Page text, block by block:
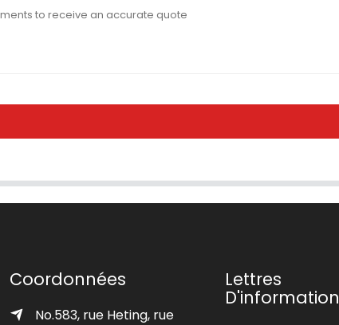
Coordonnées
No.583, rue Heting, rue
Lettres
D'information